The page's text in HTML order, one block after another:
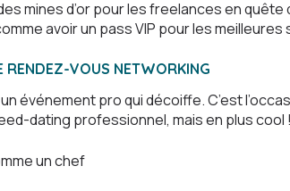
mines d’or pour les freelances en
avoir un pass VIP pour les
RENDEZ-VOUS NETWORKING
un événement pro qui décoiffe. C’est
dating professionnel, mais en plus cool !
un chef